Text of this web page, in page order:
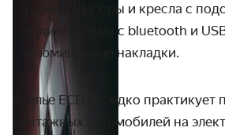
новые приборы и кресла с
аудиосистема с bluetooth и
алюминиевые накладки.
Ателье ECD нередко практикует
винтажных автомобилей на